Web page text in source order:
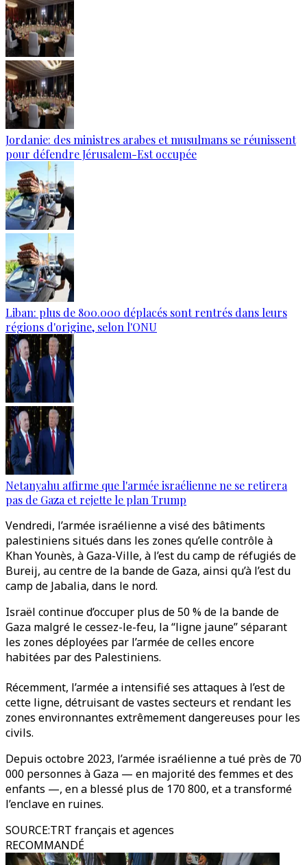
Jordanie: des ministres arabes et musulmans se réunissent
pour défendre Jérusalem-Est occupée
Liban: plus de 800.000 déplacés sont rentrés dans leurs
régions d'origine, selon l'ONU
Netanyahu affirme que l'armée israélienne ne se retirera
pas de Gaza et rejette le plan Trump
Vendredi, l’armée israélienne a visé des bâtiments
palestiniens situés dans les zones qu’elle contrôle à
Khan Younès, à Gaza-Ville, à l’est du camp de réfugiés de
Bureij, au centre de la bande de Gaza, ainsi qu’à l’est du
camp de Jabalia, dans le nord.
Israël continue d’occuper plus de 50 % de la bande de
Gaza malgré le cessez-le-feu, la “ligne jaune” séparant
les zones déployées par l’armée de celles encore
habitées par des Palestiniens.
Récemment, l’armée a intensifié ses attaques à l’est de
cette ligne, détruisant de vastes secteurs et rendant les
zones environnantes extrêmement dangereuses pour les
civils.
Depuis octobre 2023, l’armée israélienne a tué près de 70
000 personnes à Gaza — en majorité des femmes et des
enfants —, en a blessé plus de 170 800, et a transformé
l’enclave en ruines.
SOURCE:TRT français et agences
RECOMMANDÉ